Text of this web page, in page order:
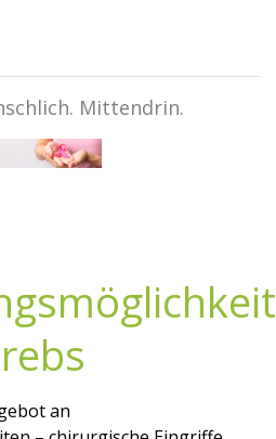
Mittendrin.
an